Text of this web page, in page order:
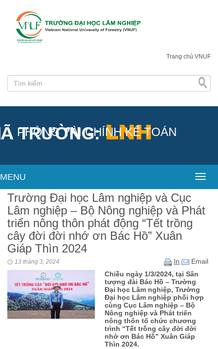
Trang chủ VNUF
PHÒNG TÀI CHÍNH KẾ TOÁN
MENU
Trường Đại học Lâm nghiệp và Cục
Lâm nghiệp – Bộ Nông nghiệp và Phát
triển nông thôn phát động “Tết trồng
cây đời đời nhớ ơn Bác Hồ” Xuân
Giáp Thìn 2024
13 tháng 3, 2024 In
Email
Chiều ngày 1/3/2024, tại Sân
tượng đài Bác Hồ – Trường
Đại học Lâm nghiệp, Trường
Đại học Lâm nghiệp phối hợp
cùng Cục Lâm nghiệp – Bộ
Nông nghiệp và Phát triển
nông thôn tổ chức chương
trình “Tết trồng cây đời đời
nhớ ơn Bác Hồ” Xuân Giáp
Thìn 2024.